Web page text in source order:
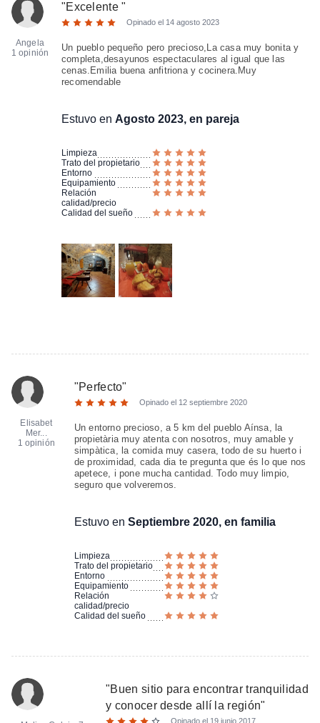
Angela
1 opinión
"Excelente"
Opinado el 14 agosto 2023
Un pueblo pequeño pero precioso,La casa muy bonita y
completa,desayunos espectaculares al igual que las
cenas.Emilia buena anfitriona y cocinera.Muy
recomendable
Estuvo en Agosto 2023, en pareja
Limpieza
Trato del propietario
Entorno
Equipamiento
Relación
calidad/precio
Calidad del sueño
Elisabet
Mer...
1 opinión
"Perfecto"
Opinado el 12 septiembre 2020
Un entorno precioso, a 5 km del pueblo Aínsa, la
propietària muy atenta con nosotros, muy amable y
simpàtica, la comida muy casera, todo de su huerto i
de proximidad, cada dia te pregunta que és lo que nos
apetece, i pone mucha cantidad. Todo muy limpio,
seguro que volveremos.
Estuvo en Septiembre 2020, en familia
Limpieza
Trato del propietario
Entorno
Equipamiento
Relación
calidad/precio
Calidad del sueño
"Buen sitio para encontrar tranquilidad
y conocer desde allí la región"
Opinado el 19 junio 2017